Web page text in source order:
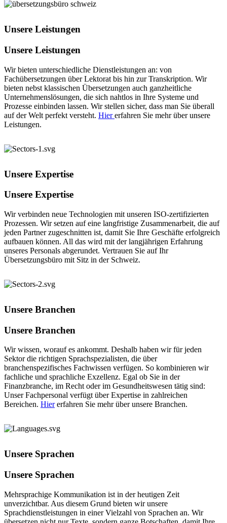
Unsere Leistungen
Unsere Leistungen
Wir bieten unterschiedliche Dienstleistungen an: von
Fachübersetzungen über Lektorat bis hin zur Transkription. Wir
bieten nebst klassischen Übersetzungen auch ganzheitliche
Unternehmenslösungen, die sich nahtlos in Ihre Systeme und
Prozesse einbinden lassen. Wir stellen sicher, dass man Sie überall
auf der Welt perfekt versteht. Hiererfahren Sie mehr über unsere
Leistungen.
Unsere Expertise
Unsere Expertise
Wir verbinden neue Technologien mit unseren ISO-zertifizierten
Prozessen. Wir setzen auf eine langfristige Zusammenarbeit, die auf
jeden Partner zugeschnitten ist, damit Sie Ihre Geschäfte erfolgreich
aufbauen können. All das wird mit der langjährigen Erfahrung
unseres Personals abgerundet. Vertrauen Sie auf Ihr
Übersetzungsbüro mit Sitz in der Schweiz.
Unsere Branchen
Unsere Branchen
Wir wissen, worauf es ankommt. Deshalb haben wir für jeden
Sektor die richtigen Sprachspezialisten, die über
branchenspezifisches Fachwissen verfügen. So kombinieren wir
fachliche und sprachliche Exzellenz. Egal ob Sie in der
Finanzbranche, im Recht oder im Gesundheitswesen tätig sind:
Unser Fachpersonal verfügt über Expertise in zahlreichen
Bereichen. Hiererfahren Sie mehr über unsere Branchen.
Unsere Sprachen
Unsere Sprachen
Mehrsprachige Kommunikation ist in der heutigen Zeit
unverzichtbar. Aus diesem Grund bieten wir unsere
Sprachdienstleistungen in einer Vielzahl von Sprachen an. Wir